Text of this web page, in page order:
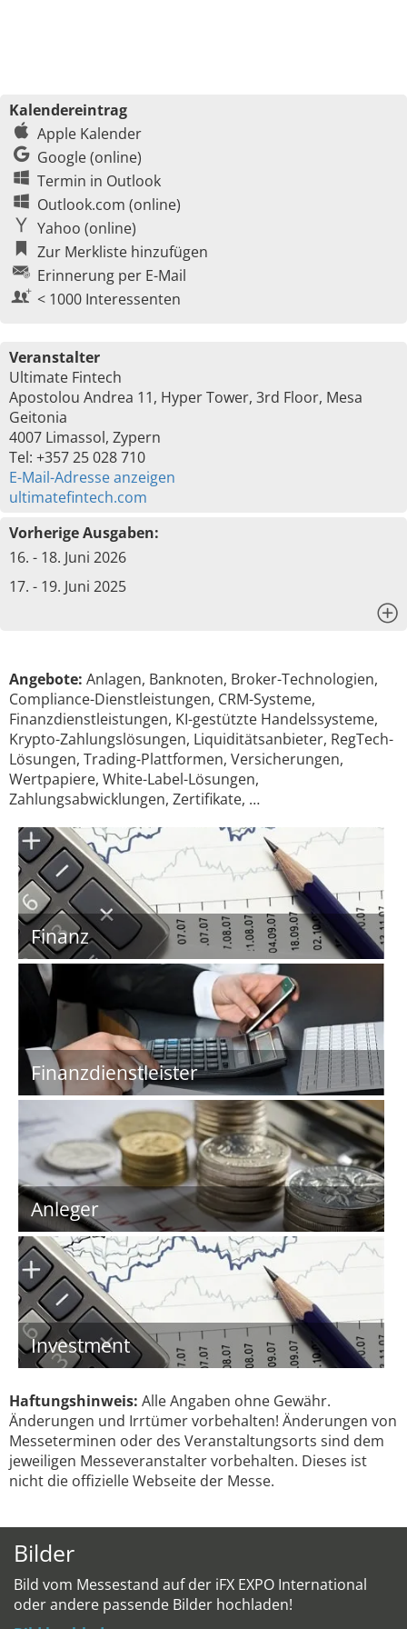
Kalendereintrag
Apple Kalender
Google (online)
Termin in Outlook
Outlook.com (online)
Yahoo (online)
Zur Merkliste hinzufügen
Erinnerung per E-Mail
< 1000 Interessenten
Veranstalter
Ultimate Fintech
Apostolou Andrea 11, Hyper Tower, 3rd Floor, Mesa
Geitonia
4007 Limassol, Zypern
Tel: +357 25 028 710
E-Mail-Adresse anzeigen
ultimatefintech.com
Vorherige Ausgaben:
16. - 18. Juni 2026
17. - 19. Juni 2025
Angebote: Anlagen, Banknoten, Broker-Technologien,
Compliance-Dienstleistungen, CRM-Systeme,
Finanzdienstleistungen, KI-gestützte Handelssysteme,
Krypto-Zahlungslösungen, Liquiditätsanbieter, RegTech-
Lösungen, Trading-Plattformen, Versicherungen,
Wertpapiere, White-Label-Lösungen,
Zahlungsabwicklungen, Zertifikate, …
Finanz
Finanzdienstleister
Anleger
Investment
Haftungshinweis: Alle Angaben ohne Gewähr.
Änderungen und Irrtümer vorbehalten! Änderungen von
Messeterminen oder des Veranstaltungsorts sind dem
jeweiligen Messeveranstalter vorbehalten. Dieses ist
nicht die offizielle Webseite der Messe.
Bilder
Bild vom Messestand auf der iFX EXPO International
oder andere passende Bilder hochladen!